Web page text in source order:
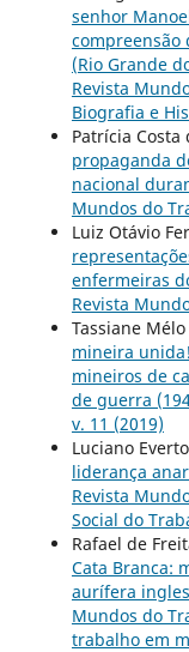
senhor
compreensão
(Rio Grande
Revista
Biografia e
Patrícia Costa
propaganda
nacional
Mundos do
Luiz Otávio
enfermeiras
Revista
Tassiane
mineira
mineiros de
de guerra
v. 11 (2019)
Luciano
liderança
Revista
Social do
Rafael de
Cata Branca:
aurífera
Mundos do
trabalho em